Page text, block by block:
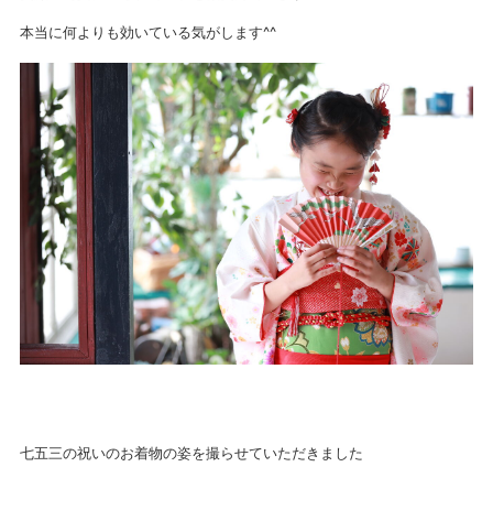
本当に何よりも効いている気がします^^
七五三の祝いのお着物の姿を撮らせていただきました